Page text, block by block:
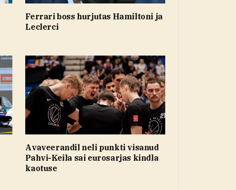
Ferrari boss hurjutas Hamiltoni ja
Leclerci
Avaveerandil neli punkti visanud
Pahvi-Keila sai eurosarjas kindla
kaotuse